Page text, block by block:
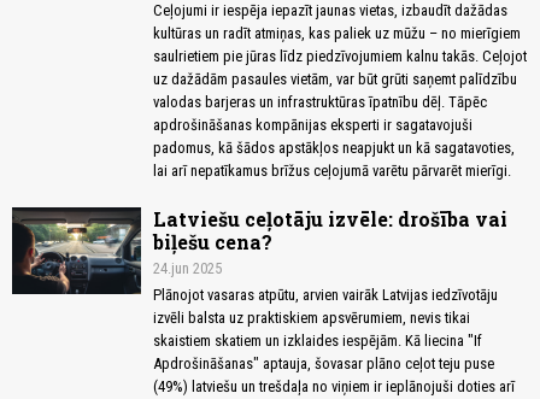
Ceļojumi ir iespēja iepazīt jaunas vietas, izbaudīt dažādas
kultūras un radīt atmiņas, kas paliek uz mūžu – no mierīgiem
saulrietiem pie jūras līdz piedzīvojumiem kalnu takās. Ceļojot
uz dažādām pasaules vietām, var būt grūti saņemt palīdzību
valodas barjeras un infrastruktūras īpatnību dēļ. Tāpēc
apdrošināšanas kompānijas eksperti ir sagatavojuši
padomus, kā šādos apstākļos neapjukt un kā sagatavoties,
lai arī nepatīkamus brīžus ceļojumā varētu pārvarēt mierīgi.
Latviešu ceļotāju izvēle: drošība vai
biļešu cena?
24.jun 2025
Plānojot vasaras atpūtu, arvien vairāk Latvijas iedzīvotāju
izvēli balsta uz praktiskiem apsvērumiem, nevis tikai
skaistiem skatiem un izklaides iespējām. Kā liecina "If
Apdrošināšanas" aptauja, šovasar plāno ceļot teju puse
(49%) latviešu un trešdaļa no viņiem ir ieplānojuši doties arī